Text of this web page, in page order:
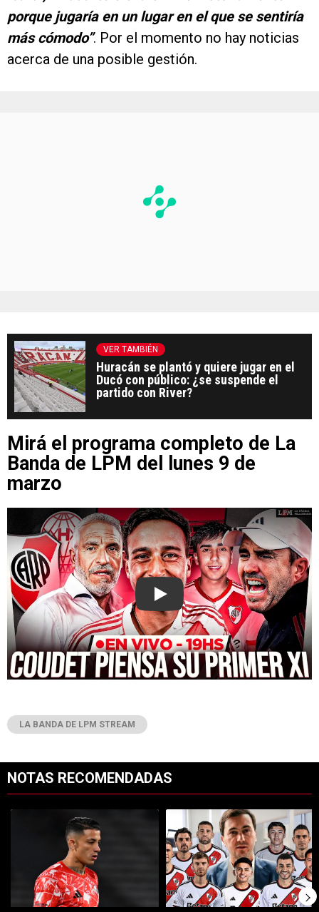
porque jugaría en un lugar en el que se sentiría
más cómodo”. Por el momento no hay noticias
acerca de una posible gestión.
VER TAMBIÉN
Huracán se plantó y quiere jugar en el
Ducó con público: ¿se suspende el
partido con River?
Mirá el programa completo de La
Banda de LPM del lunes 9 de
marzo
Play
LA BANDA DE LPM STREAM
NOTAS RECOMENDADAS
Un artículo de tendencia con el título "Kevin Castaño se va de
Un artículo de tendencia con el